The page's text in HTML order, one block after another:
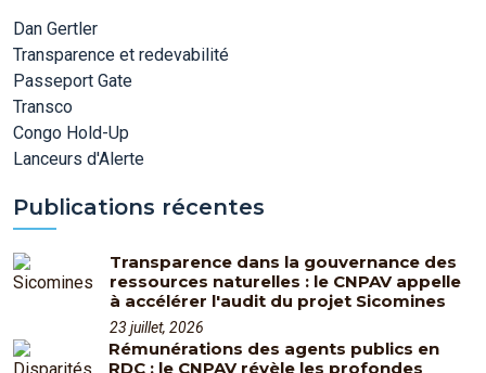
Dan Gertler
Transparence et redevabilité
Passeport Gate
Transco
Congo Hold-Up
Lanceurs d'Alerte
Publications récentes
Transparence dans la gouvernance des
ressources naturelles : le CNPAV appelle
à accélérer l'audit du projet Sicomines
23 juillet, 2026
Rémunérations des agents publics en
RDC : le CNPAV révèle les profondes